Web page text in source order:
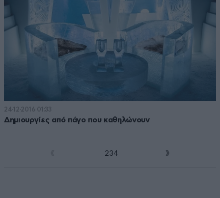
24·12·2016 01:33
Δημιουργίες από πάγο που καθηλώνουν
234